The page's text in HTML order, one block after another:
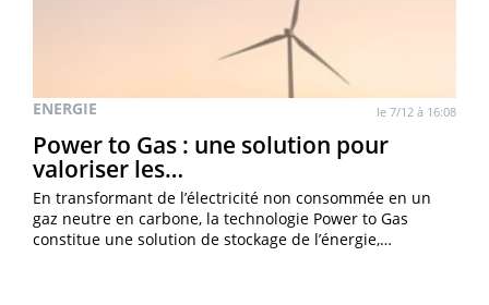
ENERGIE le 7/12 à 16:08
Power to Gas : une solution pour
valoriser les…
En transformant de l’électricité non consommée en un
gaz neutre en carbone, la technologie Power to Gas
constitue une solution de stockage de l’énergie,…